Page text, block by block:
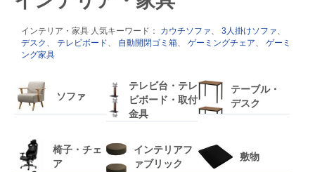
インテリア・家具 人気キーワード： カウチソファ、 3人掛けソファ、
デスク 、 テレビボード、 自動開閉ゴミ箱、 ゲーミングチェア、 ゲーミ
ング家具
ソファ
テレビ台・テレ
ビボード・取付
金具
テーブル・
デスク
椅子・チェ
ア
インテリアフ
ァブリック
敷物